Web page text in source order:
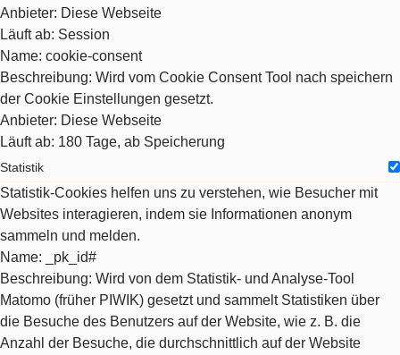
Anbieter: Diese Webseite
Läuft ab: Session
Name: cookie-consent
Beschreibung: Wird vom Cookie Consent Tool nach speichern
der Cookie Einstellungen gesetzt.
Anbieter: Diese Webseite
Läuft ab: 180 Tage, ab Speicherung
Statistik
Statistik-Cookies helfen uns zu verstehen, wie Besucher mit
Websites interagieren, indem sie Informationen anonym
sammeln und melden.
Name: _pk_id#
Beschreibung: Wird von dem Statistik- und Analyse-Tool
Matomo (früher PIWIK) gesetzt und sammelt Statistiken über
die Besuche des Benutzers auf der Website, wie z. B. die
Anzahl der Besuche, die durchschnittlich auf der Website